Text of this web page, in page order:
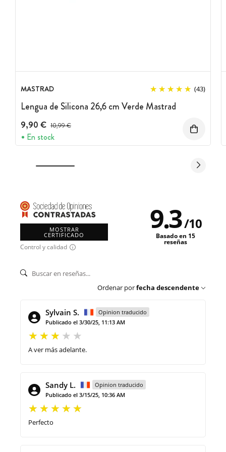
MASTRAD (43)
Lengua de Silicona 26,6 cm Verde Mastrad
9,90 € Precio antes del descuento
10,99 €
En stock
MOSTRAR
CERTIFICADO
Control y calidad
9.3/10
Basado en 15
reseñas
Ordenar porfecha descendente
Sylvain S.
Opinion traducido
Publicado el 3/30/25, 11:13 AM
A ver más adelante.
Sandy L.
Opinion traducido
Publicado el 3/15/25, 10:36 AM
Perfecto